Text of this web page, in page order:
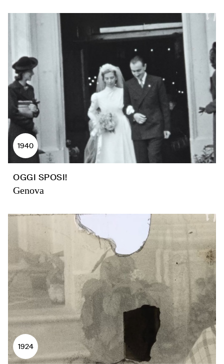
1940
OGGI SPOSI!
Genova
1924